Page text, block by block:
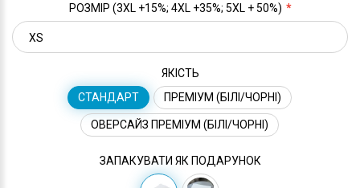
РОЗМІР (3XL +15%; 4XL +35%; 5XL + 50%)
ЯКІСТЬ
СТАНДАРТ
ПРЕМІУМ (БІЛІ/ЧОРНІ)
ОВЕРСАЙЗ ПРЕМІУМ (БІЛІ/ЧОРНІ)
ЗАПАКУВАТИ ЯК ПОДАРУНОК